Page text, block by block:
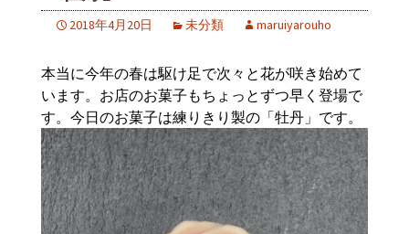
2018年4月20日 未分類 maruiyarouho
本当に今年の春は駆け足で次々と花が咲き始めて
います。お店のお菓子もちょっとずつ早く登場で
す。今日のお菓子は練りきり製の「牡丹」です。